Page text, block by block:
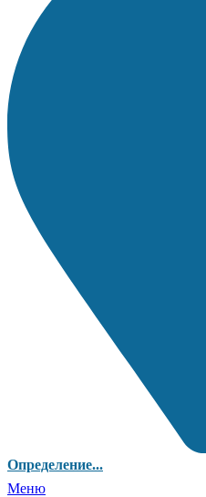
Определение...
Меню